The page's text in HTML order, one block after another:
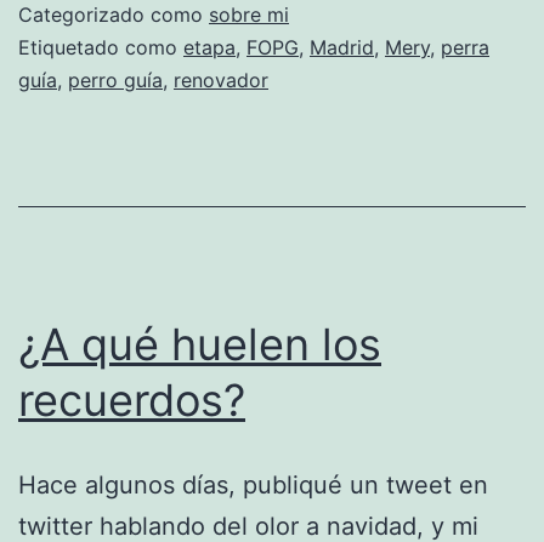
Categorizado como sobre mi
Etiquetado como etapa, FOPG, Madrid, Mery, perra
guía, perro guía, renovador
¿A qué huelen los
recuerdos?
Hace algunos días, publiqué un tweet en
twitter hablando del olor a navidad, y mi